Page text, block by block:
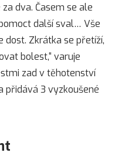
dva. Časem se ale
další sval… Vše
dost. Zkrátka se přetíží,
bolest,“ varuje
zad v těhotenství
přidává 3 vyzkoušené